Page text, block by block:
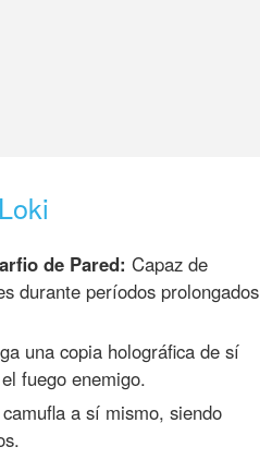
de Pared: Capaz de
durante períodos prolongados
una copia holográfica de sí
fuego enemigo.
a sí mismo, siendo